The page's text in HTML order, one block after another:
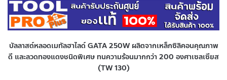
บัลลาสต์หลอดเมทัลฮาไลด์ GATA 250W ผลิตจากเหล็กซิลิคอนคุณภาพ
ดี และลวดทองแดงชนิดพิเศษ ทนความร้อนมากกว่า 200 องศาเซลเซียส
(TW 130)